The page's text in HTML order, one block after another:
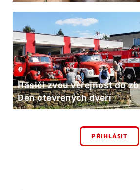
Hasiči zvou veřejnost do
Den otevřených dveří
PŘIHLÁSIT